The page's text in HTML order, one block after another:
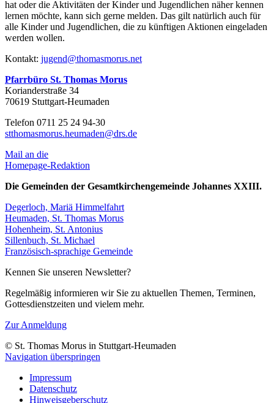
hat oder die Aktivitäten der Kinder und Jugendlichen näher kennen
lernen möchte, kann sich gerne melden. Das gilt natürlich auch für
alle Kinder und Jugendlichen, die zu künftigen Aktionen eingeladen
werden wollen.
Kontakt: jugend@thomasmorus.net
Pfarrbüro St. Thomas Morus
Korianderstraße 34
70619 Stuttgart-Heumaden
Telefon 0711 25 24 94-30
stthomasmorus.heumaden@drs.de
Mail an die
Homepage-Redaktion
Die Gemeinden der Gesamtkirchengemeinde Johannes XXIII.
Degerloch, Mariä Himmelfahrt
Heumaden, St. Thomas Morus
Hohenheim, St. Antonius
Sillenbuch, St. Michael
Französisch-sprachige Gemeinde
Kennen Sie unseren Newsletter?
Regelmäßig informieren wir Sie zu aktuellen Themen, Terminen,
Gottesdienst­zeiten und vielem mehr.
Zur Anmeldung
© St. Thomas Morus in Stuttgart-Heumaden
Navigation überspringen
Impressum
Datenschutz
Hinweisgeberschutz